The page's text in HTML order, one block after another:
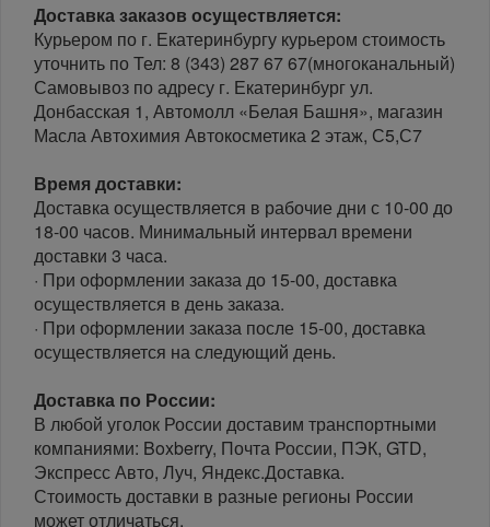
Доставка заказов осуществляется:
Курьером по г. Екатеринбургу курьером стоимость
уточнить по Тел: 8 (343) 287 67 67(многоканальный)
Самовывоз по адресу г. Екатеринбург ул.
Донбасская 1, Автомолл «Белая Башня», магазин
Масла Автохимия Автокосметика 2 этаж, С5,С7
Время доставки:
Доставка осуществляется в рабочие дни с 10-00 до
18-00 часов. Минимальный интервал времени
доставки 3 часа.
· При оформлении заказа до 15-00, доставка
осуществляется в день заказа.
· При оформлении заказа после 15-00, доставка
осуществляется на следующий день.
Доставка по России:
В любой уголок России доставим транспортными
компаниями: Boxberry, Почта России, ПЭК, GTD,
Экспресс Авто, Луч, Яндекс.Доставка.
Стоимость доставки в разные регионы России
может отличаться.